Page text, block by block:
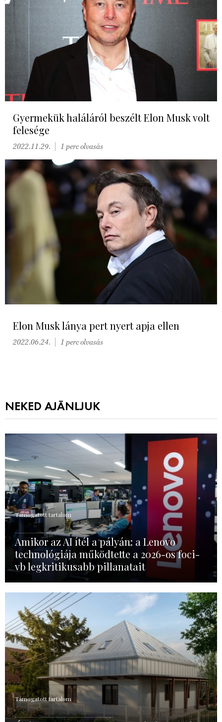
Gyermekük haláláról beszélt Elon Musk volt
felesége
2022.11.29. 1 perc olvasás
Elon Musk lánya pert nyert apja ellen
2022.06.24. 1 perc olvasás
NEKED AJÁNLJUK
Támogatott tartalom
Amikor az AI ítél a pályán: a Lenovo
technológiája működtette a 2026-os foci-
vb legkritikusabb pillanatait
Támogatott tartalom